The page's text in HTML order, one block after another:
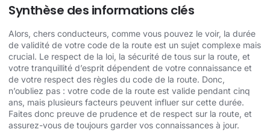
Synthèse des informations clés
Alors, chers conducteurs, comme vous pouvez le voir, la durée
de validité de votre code de la route est un sujet complexe mais
crucial. Le respect de la loi, la sécurité de tous sur la route, et
votre tranquillité d’esprit dépendent de votre connaissance et
de votre respect des règles du code de la route. Donc,
n’oubliez pas : votre code de la route est valide pendant cinq
ans, mais plusieurs facteurs peuvent influer sur cette durée.
Faites donc preuve de prudence et de respect sur la route, et
assurez-vous de toujours garder vos connaissances à jour.